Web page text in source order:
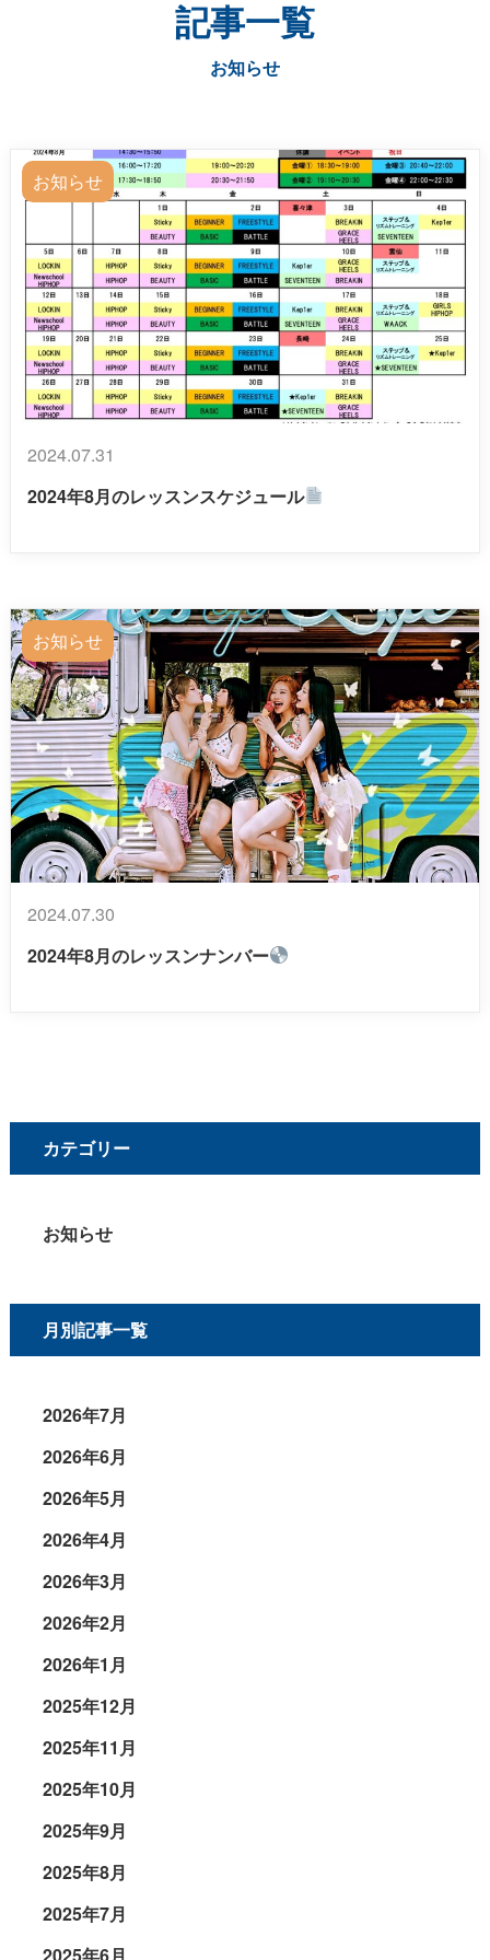
記事一覧
お知らせ
お知らせ
2024.07.31
2024年8月のレッスンスケジュール
お知らせ
2024.07.30
2024年8月のレッスンナンバー
カテゴリー
お知らせ
月別記事一覧
2026年7月
2026年6月
2026年5月
2026年4月
2026年3月
2026年2月
2026年1月
2025年12月
2025年11月
2025年10月
2025年9月
2025年8月
2025年7月
2025年6月